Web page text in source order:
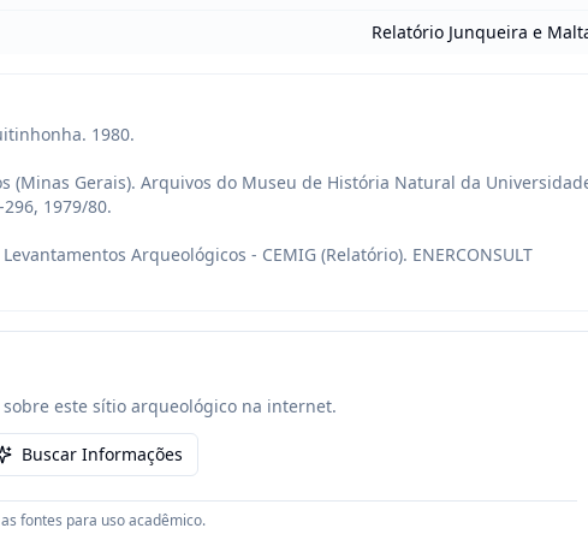
Relatório Junqueira e
1980.
(Minas Gerais). Arquivos do Museu de História Natural da
1979/80.
Arqueológicos - CEMIG (Relatório). ENERCONSULT
este sítio arqueológico na internet.
Buscar Informações
fontes para uso acadêmico.